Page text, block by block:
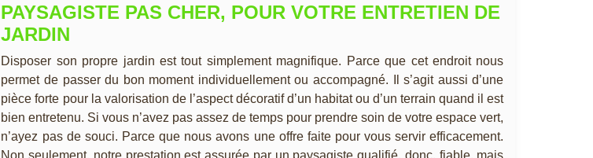
PAYSAGISTE PAS CHER, POUR VOTRE ENTRETIEN DE
JARDIN
Disposer son propre jardin est tout simplement magnifique. Parce que cet endroit nous
permet de passer du bon moment individuellement ou accompagné. Il s’agit aussi d’une
pièce forte pour la valorisation de l’aspect décoratif d’un habitat ou d’un terrain quand il est
bien entretenu. Si vous n’avez pas assez de temps pour prendre soin de votre espace vert,
n’ayez pas de souci. Parce que nous avons une offre faite pour vous servir efficacement.
Non seulement, notre prestation est assurée par un paysagiste qualifié, donc, fiable, mais